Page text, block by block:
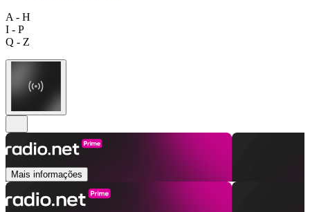
A - H
I - P
Q - Z
Mais informações